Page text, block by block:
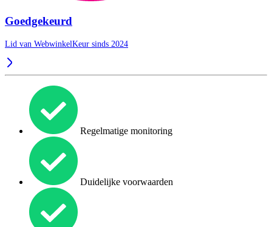
Goedgekeurd
Lid van WebwinkelKeur sinds 2024
Regelmatige monitoring
Duidelijke voorwaarden